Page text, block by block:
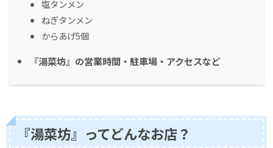
塩タンメン
ねぎタンメン
からあげ5個
『湯菜坊』の営業時間・駐車場・アクセスなど
『湯菜坊』ってどんなお店？